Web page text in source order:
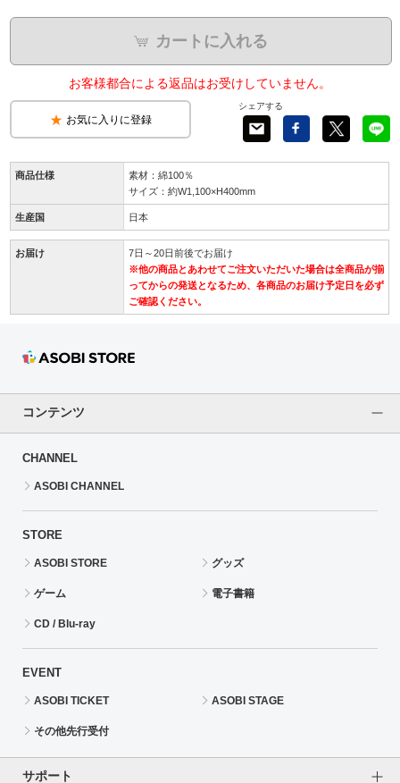
カートに入れる
お客様都合による返品はお受けしていません。
お気に入りに登録
シェアする
商品仕様
素材：綿100％
サイズ：約W1,100×H400mm
生産国 日本
お届け
7日～20日前後でお届け
※他の商品とあわせてご注文いただいた場合は全商品が揃
ってからの発送となるため、各商品のお届け予定日を必ず
ご確認ください。
コンテンツ
CHANNEL
ASOBI CHANNEL
STORE
ASOBI STORE グッズ
ゲーム 電子書籍
CD / Blu-ray
EVENT
ASOBI TICKET ASOBI STAGE
その他先行受付
サポート